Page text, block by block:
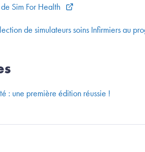
Sim For Health
de simulateurs soins Infirmiers au
: une première édition réussie !